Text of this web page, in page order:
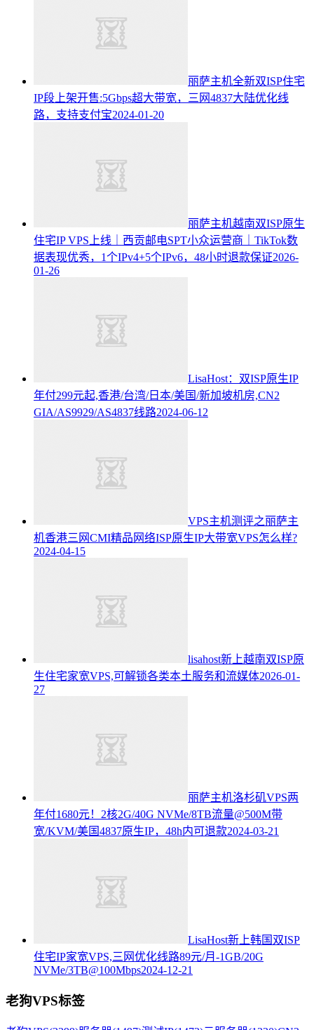
丽萨主机全新双ISP住宅
IP段上架开售:5Gbps超大带宽，三网4837大陆优化线
路，支持支付宝2024-01-20
丽萨主机越南双ISP原生
住宅IP VPS上线｜西贡邮电SPT小众运营商｜TikTok数
据表现优秀，1个IPv4+5个IPv6，48小时退款保证2026-
01-26
LisaHost：双ISP原生IP
年付299元起,香港/台湾/日本/美国/新加坡机房,CN2
GIA/AS9929/AS4837线路2024-06-12
VPS主机测评之丽萨主
机香港三网CMI精品网络ISP原生IP大带宽VPS怎么样?
2024-04-15
lisahost新上越南双ISP原
生住宅家宽VPS,可解锁各类本土服务和流媒体2026-01-
27
丽萨主机洛杉矶VPS两
年付1680元！2核2G/40G NVMe/8TB流量@500M带
宽/KVM/美国4837原生IP，48h内可退款2024-03-21
LisaHost新上韩国双ISP
住宅IP家宽VPS,三网优化线路89元/月-1GB/20G
NVMe/3TB@100Mbps2024-12-21
老狗VPS标签